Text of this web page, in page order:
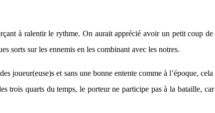
à ralentir le rythme. On aurait apprécié avoir un petit coup de
sorts sur les ennemis en les combinant avec les notres.
joueur(euse)s et sans une bonne entente comme à l’époque,
trois quarts du temps, le porteur ne participe pas à la bataille,